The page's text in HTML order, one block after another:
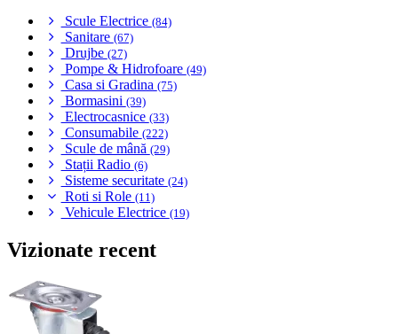
Scule Electrice (84)
Sanitare (67)
Drujbe (27)
Pompe & Hidrofoare (49)
Casa si Gradina (75)
Bormasini (39)
Electrocasnice (33)
Consumabile (222)
Scule de mână (29)
Stații Radio (6)
Sisteme securitate (24)
Roti si Role (11)
Vehicule Electrice (19)
Vizionate recent